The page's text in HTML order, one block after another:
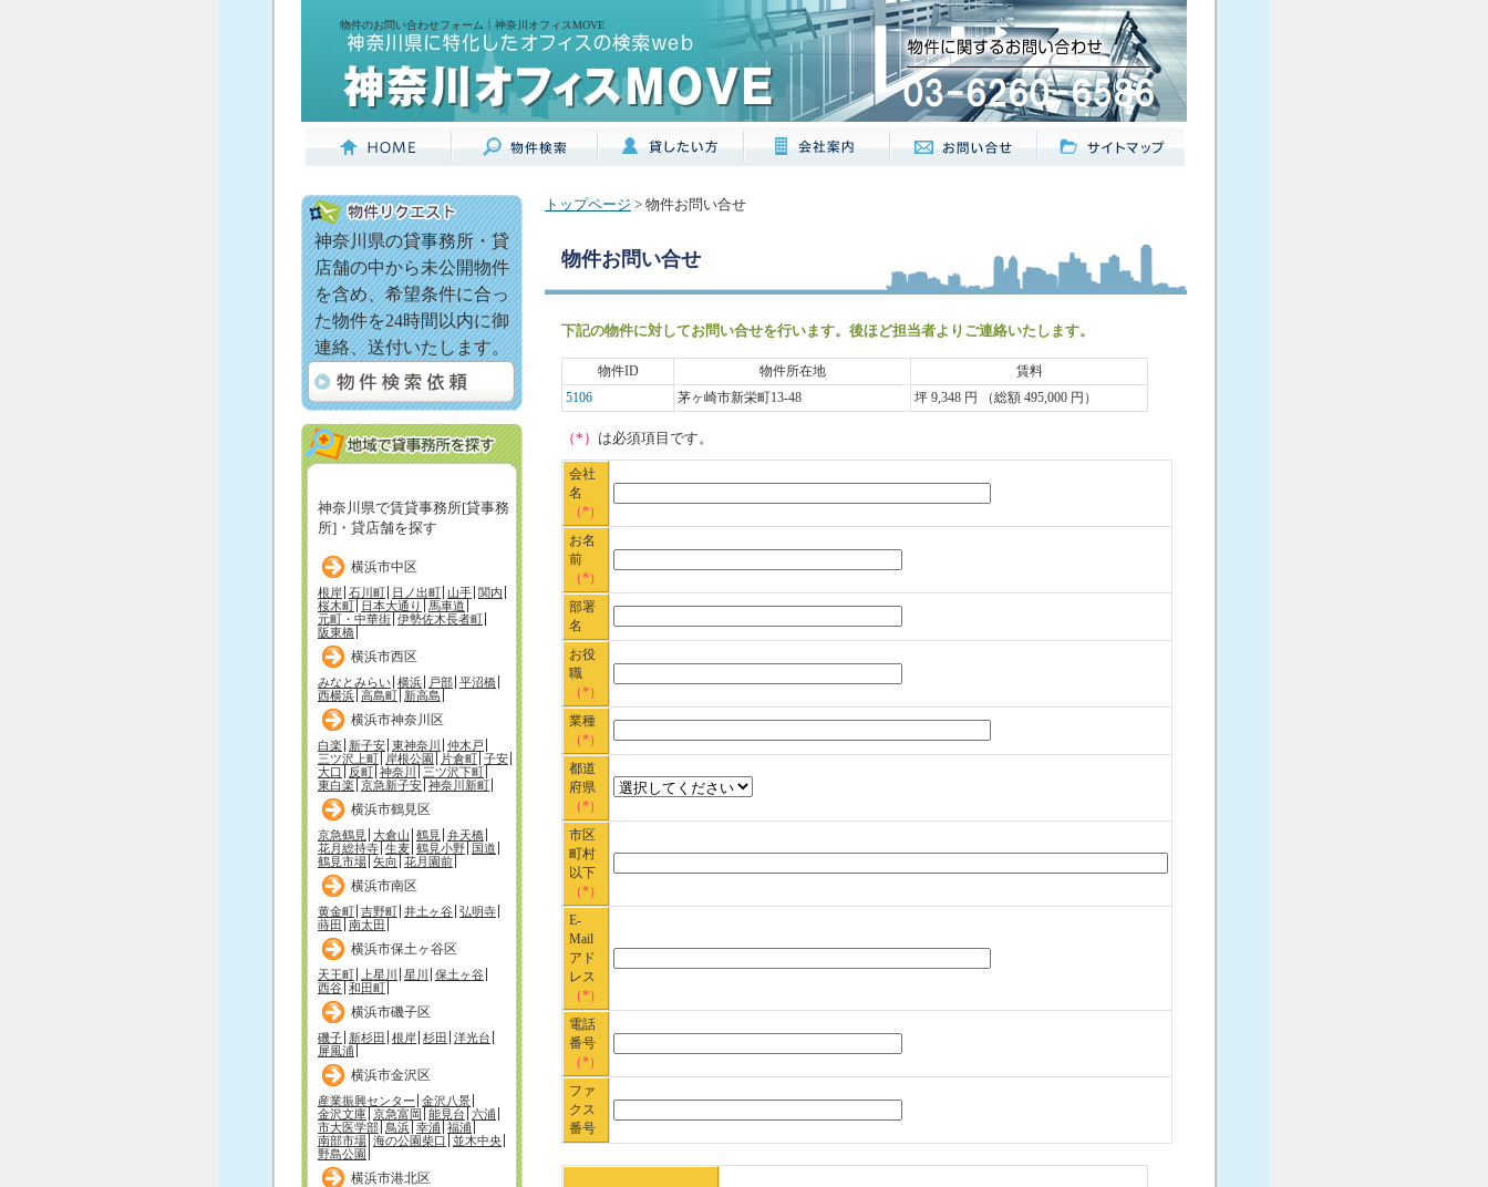
物件のお問い合わせフォーム｜神奈川オフィスMOVE
神奈川県の貸事務所・貸
店舗の中から未公開物件
を含め、希望条件に合っ
た物件を24時間以内に御
連絡、送付いたします。
神奈川県で賃貸事務所[貸事務
所]・貸店舗を探す
横浜市中区
根岸 石川町 日ノ出町 山手 関内
桜木町 日本大通り
馬車道
元町・中華街 伊勢佐木長者町
阪東橋
横浜市西区
みなとみらい 横浜 戸部 平沼橋
西横浜 高島町 新高島
横浜市神奈川区
白楽 新子安 東神奈川
仲木戸
三ツ沢上町 岸根公園 片倉町 子安
大口
反町 神奈川
三ツ沢下町
東白楽 京急新子安 神奈川新町
横浜市鶴見区
京急鶴見 大倉山 鶴見
弁天橋
花月総持寺 生麦 鶴見小野
国道
鶴見市場 矢向 花月園前
横浜市南区
黄金町 吉野町 井土ヶ谷 弘明寺
蒔田 南太田
横浜市保土ヶ谷区
天王町 上星川 星川
保土ヶ谷
西谷 和田町
横浜市磯子区
磯子 新杉田 根岸 杉田 洋光台
屏風浦
横浜市金沢区
産業振興センター 金沢八景
金沢文庫 京急富岡 能見台 六浦
市大医学部 鳥浜 幸浦 福浦
南部市場 海の公園柴口
並木中央
野島公園
横浜市港北区
トップページ > 物件お問い合せ
物件お問い合せ
下記の物件に対してお問い合せを行います。後ほど担当者よりご連絡いたします。
物件ID 物件所在地
賃料
5106
茅ヶ崎市新栄町13-48 坪 9,348 円 （総額 495,000 円）
（*） は必須項目です。
会社
名
（*）
お名
前
（*）
部署
名
お役
職
（*）
業種
（*）
都道
府県
（*）
市区
町村
以下
（*）
E-
Mail
アド
レス
（*）
電話
番号
（*）
ファ
クス
番号